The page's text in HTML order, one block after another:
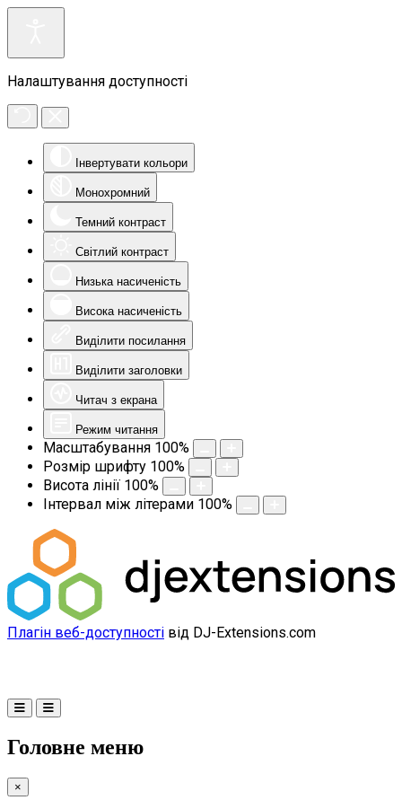
Налаштування доступності
Інвертувати кольори
Монохромний
Темний контраст
Світлий контраст
Низька насиченість
Висока насиченість
Виділити посилання
Виділити заголовки
Читач з екрана
Режим читання
Масштабування 100%
Розмір шрифту 100%
Висота лінії 100%
Інтервал між літерами 100%
Плагін веб-доступності від DJ-Extensions.com
Головне меню
×